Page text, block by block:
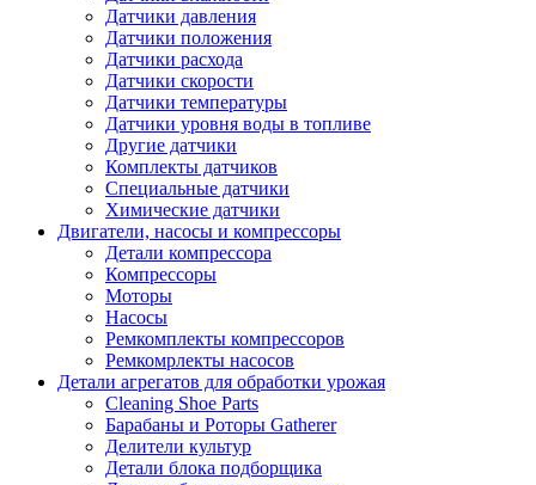
Датчики давления
Датчики положения
Датчики расхода
Датчики скорости
Датчики температуры
Датчики уровня воды в топливе
Другие датчики
Комплекты датчиков
Специальные датчики
Химические датчики
Двигатели, насосы и компрессоры
Детали компрессора
Компрессоры
Моторы
Насосы
Ремкомплекты компрессоров
Ремкомрлекты насосов
Детали агрегатов для обработки урожая
Cleaning Shoe Parts
Барабаны и Роторы Gatherer
Делители культур
Детали блока подборщика